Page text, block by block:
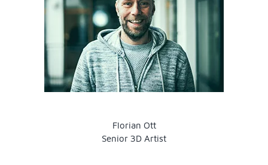
Florian Ott
Senior 3D Artist